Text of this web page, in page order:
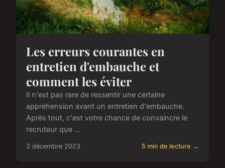
Les erreurs courantes en
entretien d'embauche et
comment les éviter
Il n'est pas rare de ressentir une certaine
appréhension avant un entretien d'embauche.
Après tout, c'est votre chance de convaincre le
recruteur que ...
3 décembre 2023 5 min de lecture →